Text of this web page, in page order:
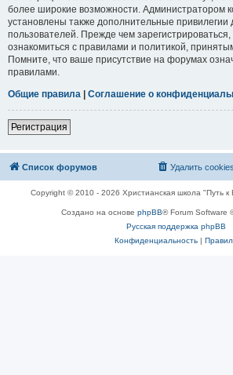
более широкие возможности. Администратором
установлены также дополнительные привилегии
пользователей. Прежде чем
ознакомиться с правилами и политикой,
Помните, что ваше присутствие на форумах
правилами.
Общие правила
Соглашение о
Регистрация
Список форумов Удалить cookies
Copyright © 2010 - 2026 Христианская школа "Путь к
Создано на основе phpBB® Forum Software
Русская поддержка phpBB
Конфиденциальность|